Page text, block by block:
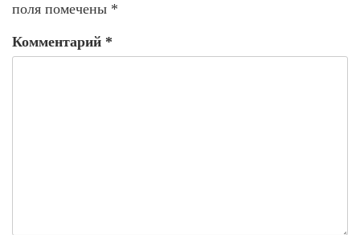
поля помечены *
Комментарий *